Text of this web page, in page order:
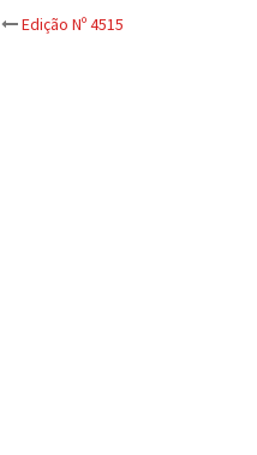
Post
Edição Nº 4515